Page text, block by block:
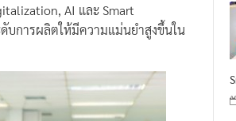
AI และ Smart
บการผลิตให้มีความแม่นยำสูงขึ้นใน